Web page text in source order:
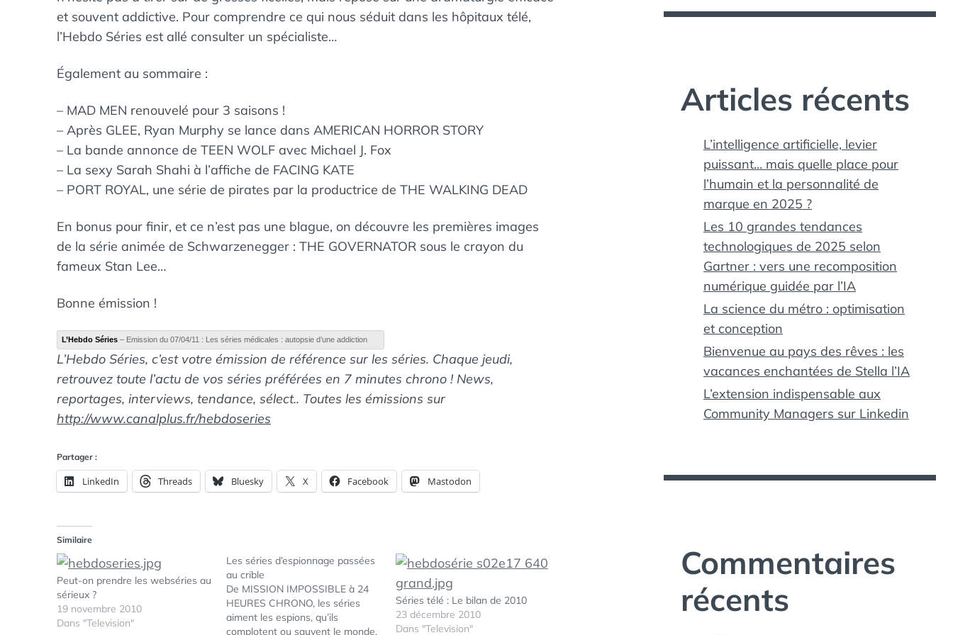
et souvent addictive. Pour comprendre ce qui nous séduit dans les hôpitaux télé,
l’Hebdo Séries est allé consulter un spécialiste…
Également au sommaire :
– MAD MEN renouvelé pour 3 saisons !
– Après GLEE, Ryan Murphy se lance dans AMERICAN HORROR STORY
– La bande annonce de TEEN WOLF avec Michael J. Fox
– La sexy Sarah Shahi à l’affiche de FACING KATE
– PORT ROYAL, une série de pirates par la productrice de THE WALKING DEAD
En bonus pour finir, et ce n’est pas une blague, on découvre les premières images
de la série animée de Schwarzenegger : THE GOVERNATOR sous le crayon du
fameux Stan Lee…
Bonne émission !
L’Hebdo Séries – Emission du 07/04/11 : Les séries médicales : autopsie d’une addiction
L’Hebdo Séries, c’est votre émission de référence sur les séries. Chaque jeudi,
retrouvez toute l’actu de vos séries préférées en 7 minutes chrono ! News,
reportages, interviews, tendance, sélect.. Toutes les émissions sur
http://www.canalplus.fr/hebdoseries
Partager :
LinkedIn Threads Bluesky X Facebook Mastodon
Similaire
Peut-on prendre les webséries au
sérieux ?
19 novembre 2010
Dans "Television"
Les séries d’espionnage passées
au crible
De MISSION IMPOSSIBLE à 24
HEURES CHRONO, les séries
aiment les espions, qu’ils
complotent ou sauvent le monde.
Séries télé : Le bilan de 2010
23 décembre 2010
Dans "Television"
Articles récents
L’intelligence artificielle, levier
puissant… mais quelle place pour
l’humain et la personnalité de
marque en 2025 ?
Les 10 grandes tendances
technologiques de 2025 selon
Gartner : vers une recomposition
numérique guidée par l’IA
La science du métro : optimisation
et conception
Bienvenue au pays des rêves : les
vacances enchantées de Stella l’IA
L’extension indispensable aux
Community Managers sur Linkedin
Commentaires
récents